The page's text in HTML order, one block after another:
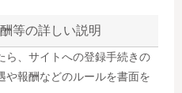
等の詳しい説明
ら、サイトへの登録手続きの
や報酬などのルールを書面を